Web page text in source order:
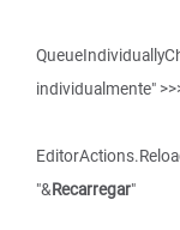
individualmente"
"&Recarregar"